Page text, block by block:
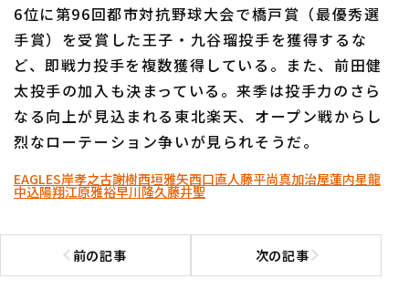
6位に第96回都市対抗野球大会で橋戸賞（最優秀選
手賞）を受賞した王子・九谷瑠投手を獲得するな
ど、即戦力投手を複数獲得している。また、前田健
太投手の加入も決まっている。来季は投手力のさら
なる向上が見込まれる東北楽天、オープン戦からし
烈なローテーション争いが見られそうだ。
EAGLES岸孝之古謝樹西垣雅矢西口直人藤平尚真加治屋蓮内星龍
中込陽翔江原雅裕早川隆久藤井聖
前の記事
前の記事へ 次の記事次の記事へ